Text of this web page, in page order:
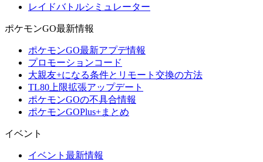
レイドバトルシミュレーター
ポケモンGO最新情報
ポケモンGO最新アプデ情報
プロモーションコード
大親友+になる条件とリモート交換の方法
TL80上限拡張アップデート
ポケモンGOの不具合情報
ポケモンGOPlus+まとめ
イベント
イベント最新情報